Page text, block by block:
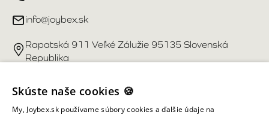
info@joybex.sk
Rapatská 911 Veľké Zálužie 95135 Slovenská
Republika
Užitočné odkazy
Skúste naše cookies 🍪
My, Joybex.sk používame súbory cookies a ďalšie údaje na